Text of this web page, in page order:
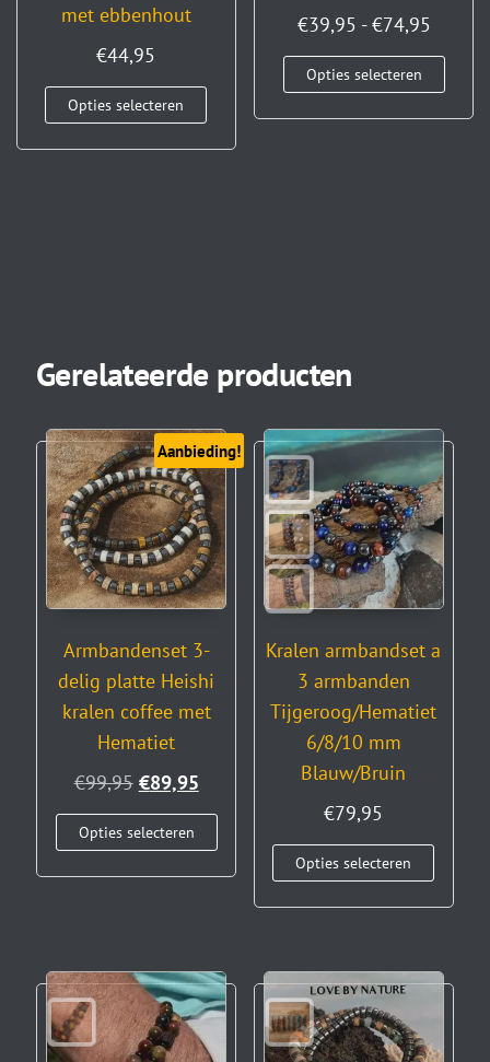
met ebbenhout
€44,95
Opties selecteren
€39,95 - €74,95
Opties selecteren
Gerelateerde producten
Aanbieding!
Armbandenset 3-
delig platte Heishi
kralen coffee met
Hematiet
€99,95 €89,95
Opties selecteren
Kralen armbandset a
3 armbanden
Tijgeroog/Hematiet
6/8/10 mm
Blauw/Bruin
€79,95
Opties selecteren